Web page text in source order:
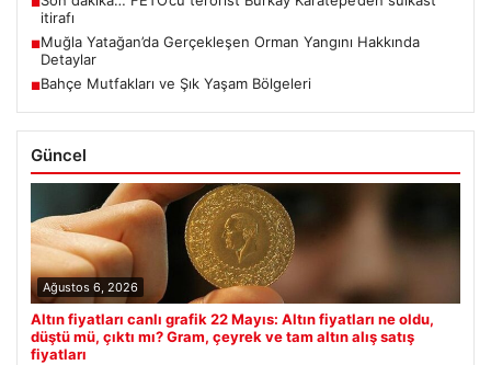
itirafı
■Muğla Yatağan’da Gerçekleşen Orman Yangını Hakkında
Detaylar
■Bahçe Mutfakları ve Şık Yaşam Bölgeleri
Güncel
Ağustos 6, 2026
Altın fiyatları canlı grafik 22 Mayıs: Altın fiyatları ne oldu,
düştü mü, çıktı mı? Gram, çeyrek ve tam altın alış satış
fiyatları